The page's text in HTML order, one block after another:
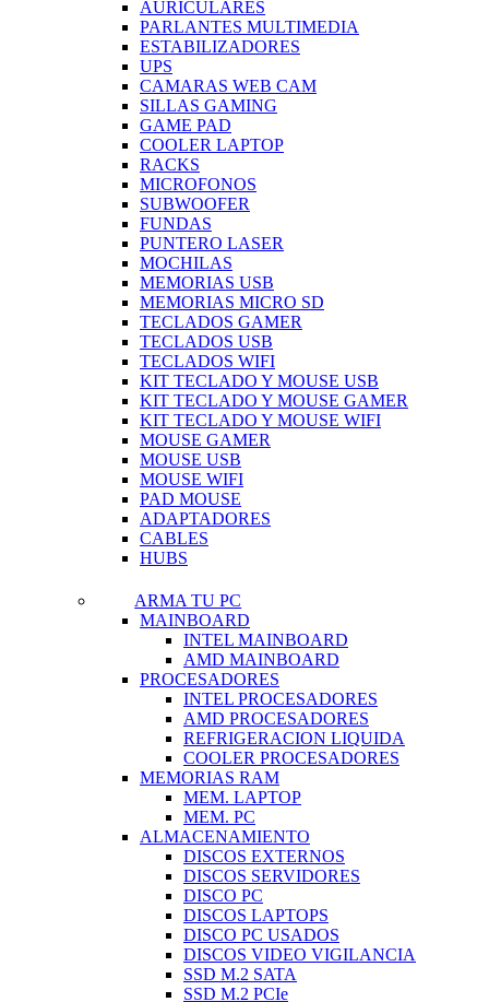
AURICULARES
PARLANTES MULTIMEDIA
ESTABILIZADORES
UPS
CAMARAS WEB CAM
SILLAS GAMING
GAME PAD
COOLER LAPTOP
RACKS
MICROFONOS
SUBWOOFER
FUNDAS
PUNTERO LASER
MOCHILAS
MEMORIAS USB
MEMORIAS MICRO SD
TECLADOS GAMER
TECLADOS USB
TECLADOS WIFI
KIT TECLADO Y MOUSE USB
KIT TECLADO Y MOUSE GAMER
KIT TECLADO Y MOUSE WIFI
MOUSE GAMER
MOUSE USB
MOUSE WIFI
PAD MOUSE
ADAPTADORES
CABLES
HUBS
ARMA TU PC
MAINBOARD
INTEL MAINBOARD
AMD MAINBOARD
PROCESADORES
INTEL PROCESADORES
AMD PROCESADORES
REFRIGERACION LIQUIDA
COOLER PROCESADORES
MEMORIAS RAM
MEM. LAPTOP
MEM. PC
ALMACENAMIENTO
DISCOS EXTERNOS
DISCOS SERVIDORES
DISCO PC
DISCOS LAPTOPS
DISCO PC USADOS
DISCOS VIDEO VIGILANCIA
SSD M.2 SATA
SSD M.2 PCIe